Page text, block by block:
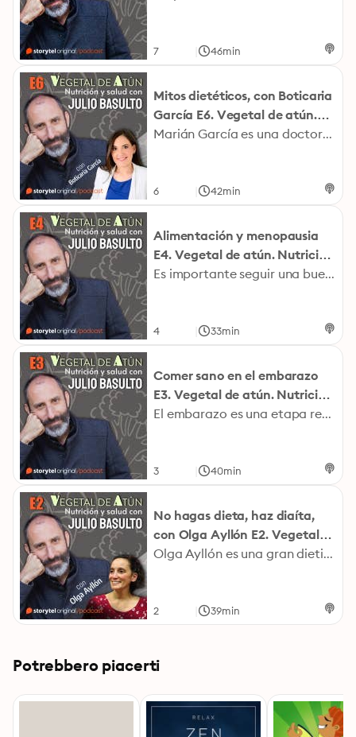
7 46min
Mitos dietéticos, con Boticaria
García E6. Vegetal de atún.
Nutrición y salud con Julio
Marián García es una doctora en Farmacia y graduada tanto en nutrición humana y dietética como en óptica y optometría. En el podcast, esta gran experta (más conocida como Boticaria García y autora de exitosos libros como «El jamón de York no existe») analiza junto a Julio Basulto los mitos más extendidos relacionados con la alimentación. Y es que en el ámbito de la nutrición tenemos mucha desinformación y ello nos puede conducir a malas decisiones alimentarias. Algo que nos puede perjudicar a corto, medio y (sobre todo) largo plazo. Fotografía Julio Basulto: Jordi Ribot Puntí
6 42min
Alimentación y menopausia
E4. Vegetal de atún. Nutrición
y salud con Julio Basulto
Es importante seguir una buena alimentación en la menopausia, no cabe duda. Pero, por desgracia, hay muchos intereses para que las mujeres, durante la menopausia, consuman infinidad de productos, entre los que se incluyen nutrientes, complementos alimenticios y plantas «medicinales», por no hablar de «dietas milagro». Para no caer en las redes de personas que buscan enriquecer su bolsillo a nuestra costa, Julio Basulto aborda en este podcast los aspectos dietético-nutricionales más importantes que tener en cuenta en la menopausia, como la salud ósea, el sobrepeso o los síntomas más comunes en esta etapa. Fotografía Julio Basulto: Jordi Ribot Puntí
4 33min
Comer sano en el embarazo
E3. Vegetal de atún. Nutrición
y salud con Julio Basulto
El embarazo es una etapa repleta de dudas. Por ello, Julio Basulto aborda en este nuevo podcast los aspectos más importantes que debería conocer toda mujer embarazada sobre la nutrición. Aspectos como: las vitaminas que debe (o no debe) consumir, el aumento de peso recomendado, la hidratación, la seguridad alimentaria, los síntomas del embarazo o la diabetes gestacional. Pero también responde a una duda frecuente en muchas mujeres: ¿existen dietas, alimentos o nutrientes para quedarse embarazada? Fotografía Julio Basulto: Jordi Ribot Puntí
3 40min
No hagas dieta, haz diaíta,
con Olga Ayllón E2. Vegetal
de atún. Nutrición y salud con
Olga Ayllón es una gran dietista-nutricionista con una dilatada experiencia y con amplios conocimientos en nutrición y salud. Pero sobre todo es una gran divulgadora que, gracias a sus reflexiones, ejemplos y metáforas, nos hará entender, junto a Julio Basulto, por qué conviene huir del concepto «dieta», qué es (de verdad) una alimentación saludable o cómo podemos cambiar nuestros hábitos. Pero, sobre todo, nos explicará por qué nos cuesta tanto adelgazar y qué podemos hacer para abordar una pérdida de peso saludable. Fotografía Julio Basulto: Jordi Ribot Puntí
2 39min
Potrebbero piacerti